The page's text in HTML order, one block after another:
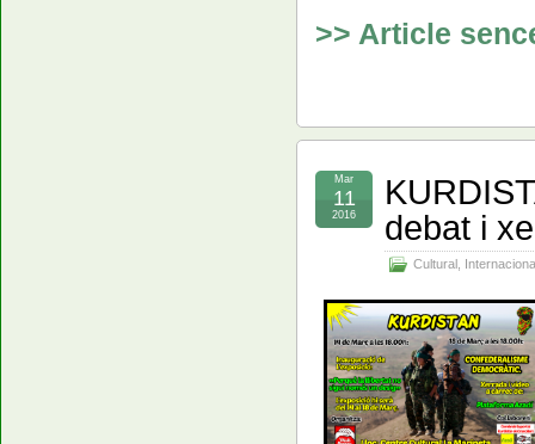
>> Article
debat i
Cultural
Mar
11
2016